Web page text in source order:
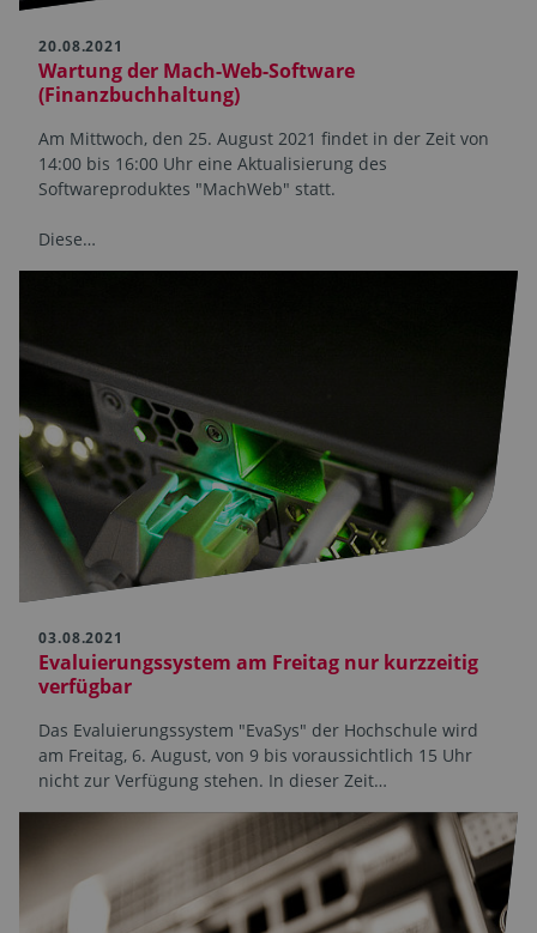
20.08.2021
Wartung der Mach-Web-Software
(Finanzbuchhaltung)
Am Mittwoch, den 25. August 2021 findet in der Zeit von
14:00 bis 16:00 Uhr eine Aktualisierung des
Softwareproduktes "MachWeb" statt.
Diese…
03.08.2021
Evaluierungssystem am Freitag nur kurzzeitig
verfügbar
Das Evaluierungssystem "EvaSys" der Hochschule wird
am Freitag, 6. August, von 9 bis voraussichtlich 15 Uhr
nicht zur Verfügung stehen. In dieser Zeit…